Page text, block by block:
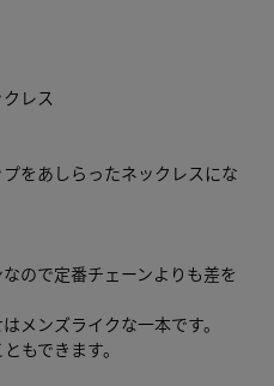
レス
をあしらったネックレスにな
ので定番チェーンよりも差を
メンズライクな一本です。
もできます。